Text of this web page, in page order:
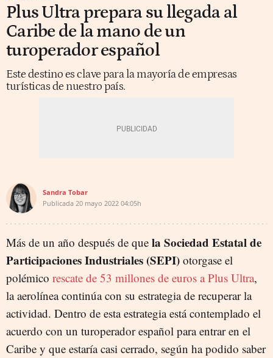
Plus Ultra prepara su llegada al
Caribe de la mano de un
turoperador español
Este destino es clave para la mayoría de empresas
turísticas de nuestro país.
Sandra Tobar
Publicada 20 mayo 2022 04:05h
Más de un año después de que la Sociedad Estatal de
Participaciones Industriales (SEPI) otorgase el
polémico rescate de 53 millones de euros a Plus Ultra,
la aerolínea continúa con su estrategia de recuperar la
actividad. Dentro de esta estrategia está contemplado el
acuerdo con un turoperador español para entrar en el
Caribe y que estaría casi cerrado, según ha podido saber